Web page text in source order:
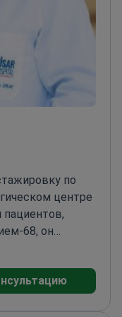
по
центре
68, он
для
кишечных и